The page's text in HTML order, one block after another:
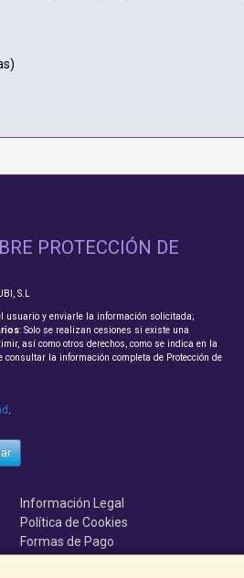
PROTECCIÓN DE
S.L
usuario y enviarle la información solicitada;
: Solo se realizan cesiones si existe una
así como otros derechos, como se indica en la
consultar la información completa de Protección de
.
Información Legal
Política de Cookies
Formas de Pago